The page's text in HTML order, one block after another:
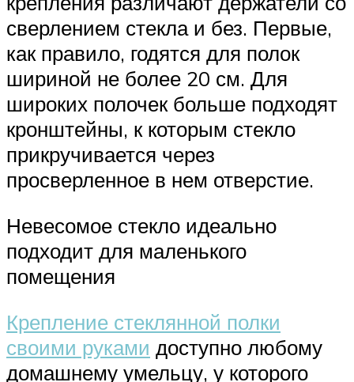
сверлением стекла и без. Первые,
как правило, годятся для полок
шириной не более 20 см. Для
широких полочек больше подходят
кронштейны, к которым стекло
прикручивается через
просверленное в нем отверстие.
Невесомое стекло идеально
подходит для маленького
помещения
Крепление стеклянной полки
своими руками доступно любому
домашнему умельцу, у которого